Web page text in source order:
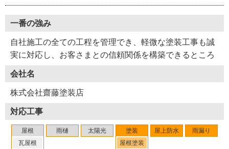
す。雪止めは屋根に密着させて設置する器具ですが、わず
かな隙間から水分が入り、そこから錆が進行しやすくなる
を交換し、それから塗り替えを行うことで、長持ちする屋
根に仕上がります。
（2025年10月取材）
一番の強み
自社施工の全ての工程を管理でき、軽微な塗装工事も誠
実に対応し、お客さまとの信頼関係を構築できるところ
会社名
株式会社齋藤塗装店
対応工事
屋根
瓦屋根
雨樋 太陽光
塗装
屋根塗装
屋上防水 雨漏り